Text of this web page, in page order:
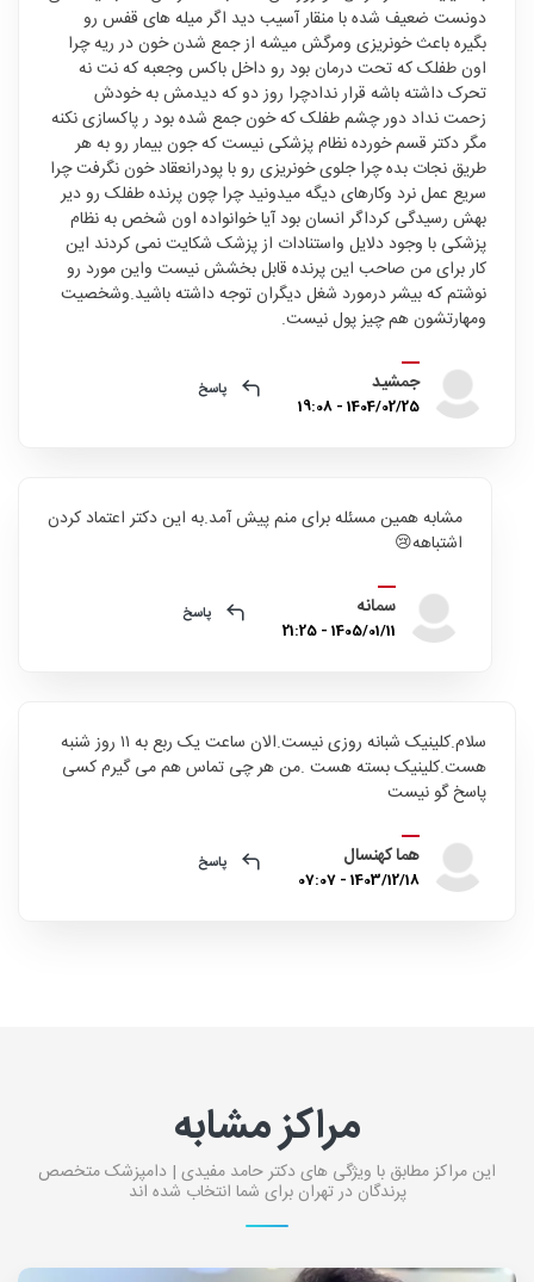
دونست ضعیف شده با منقار آسیب دید اگر میله های قفس رو
بگیره باعث خونریزی ومرگش میشه از جمع شدن خون در ریه چرا
اون طفلک که تحت درمان بود رو داخل باکس وجعبه که نت نه
تحرک داشته باشه قرار ندادچرا روز دو که دیدمش به خودش
زحمت نداد دور چشم طفلک که خون جمع شده بود ر پاکسازی نکنه
مگر دکتر قسم خورده نظام پزشکی نیست که جون بیمار رو به هر
طریق نجات بده چرا جلوی خونریزی رو با پودرانعقاد خون نگرفت چرا
سریع عمل نرد وکارهای دیگه میدونید چرا چون پرنده طفلک رو دیر
بهش رسیدگی کرداگر انسان بود آیا خوانواده اون شخص به نظام
پزشکی با وجود دلایل واستنادات از پزشک شکایت نمی کردند این
کار برای من صاحب این پرنده قابل بخشش نیست واین مورد رو
نوشتم که بیشر درمورد شغل دیگران توجه داشته باشید.وشخصیت
ومهارتشون هم چیز پول نیست.
جمشید
1404/02/25 - 19:08
پاسخ
مشابه همین مسئله برای منم پیش آمد.به این دکتر اعتماد کردن
اشتباهه😢
سمانه
1405/01/11 - 21:25
پاسخ
سلام.کلینیک شبانه روزی نیست.الان ساعت یک ربع به ۱۱ روز شنبه
هست.کلینیک بسته هست .من هر چی تماس هم می گیرم کسی
پاسخ گو نیست
هما کهنسال
1403/12/18 - 07:07
پاسخ
مراکز مشابه
این مراکز مطابق با ویژگی های دکتر حامد مفیدی | دامپزشک متخصص
پرندگان در تهران برای شما انتخاب شده اند